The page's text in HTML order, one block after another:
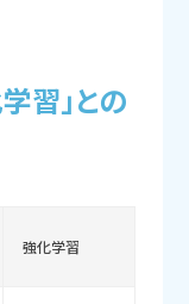
習」との
強化学習